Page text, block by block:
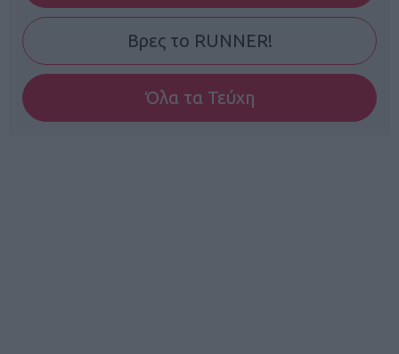
Βρες το RUNNER!
Όλα τα Τεύχη